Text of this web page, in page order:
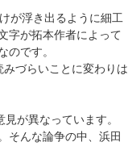
が浮き出るように細工
字が拓本作者によって
のです。
づらいことに変わりは
が異なっています。
そんな論争の中、浜田